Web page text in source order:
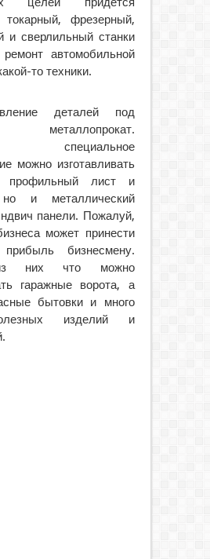
токарный, фрезерный,
и сверлильный станки
автомобильной
то техники.
деталей под
металлопрокат.
специальное
можно изготавливать
профильный лист и
но и металлический
панели. Пожалуй,
может принести
бизнесмену.
них что можно
гаражные ворота, а
бытовки и много
изделий и